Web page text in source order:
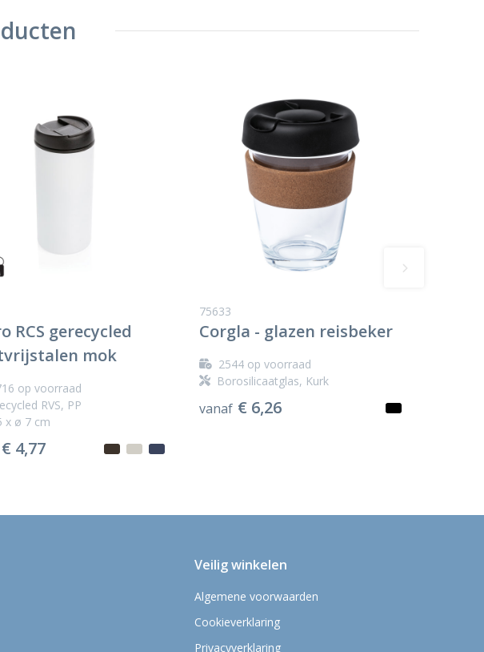
RCS gerecycled
mok
op voorraad
RVS, PP
x ø 7 cm
€ 4,77
75633
Corgla - glazen reisbeker
2544 op voorraad
Borosilicaatglas, Kurk
vanaf € 6,26
Veilig winkelen
Algemene voorwaarden
Cookieverklaring
Privacyverklaring